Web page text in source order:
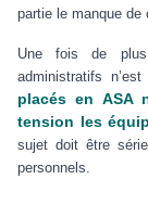
partie le manque
Une fois de
administratifs
placés en ASA
tension les
sujet doit être
personnels.